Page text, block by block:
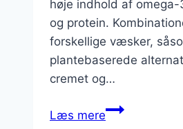
høje indhold af
og protein.
forskellige væsker,
plantebaserede
cremet og…
Læs mereChiagrød